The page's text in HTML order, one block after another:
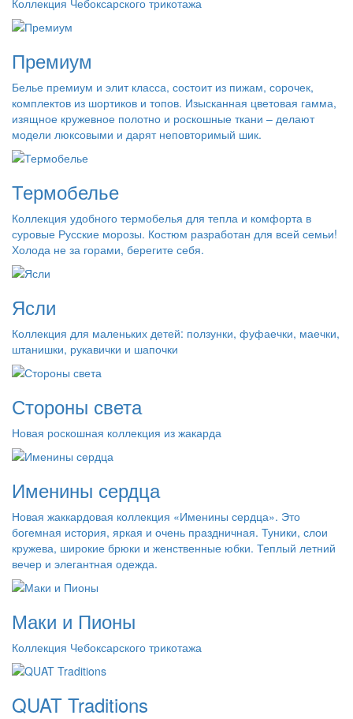
Премиум
Белье премиум и элит класса, состоит из пижам, сорочек,
комплектов из шортиков и топов. Изысканная цветовая гамма,
изящное кружевное полотно и роскошные ткани – делают
модели люксовыми и дарят неповторимый шик.
Термобелье
Коллекция удобного термобелья для тепла и комфорта в
суровые Русские морозы. Костюм разработан для всей семьи!
Холода не за горами, берегите себя.
Ясли
Коллекция для маленьких детей: ползунки, фуфаечки, маечки,
штанишки, рукавички и шапочки
Стороны света
Новая роскошная коллекция из жакарда
Именины сердца
Новая жаккардовая коллекция «Именины сердца». Это
богемная история, яркая и очень праздничная. Туники, слои
кружева, широкие брюки и женственные юбки. Теплый летний
вечер и элегантная одежда.
Маки и Пионы
Коллекция Чебоксарского трикотажа
QUAT Traditions